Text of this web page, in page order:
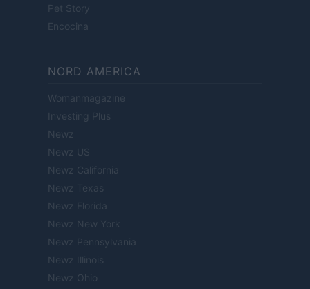
Pet Story
Encocina
NORD AMERICA
Womanmagazine
Investing Plus
Newz
Newz US
Newz California
Newz Texas
Newz Florida
Newz New York
Newz Pennsylvania
Newz Illinois
Newz Ohio